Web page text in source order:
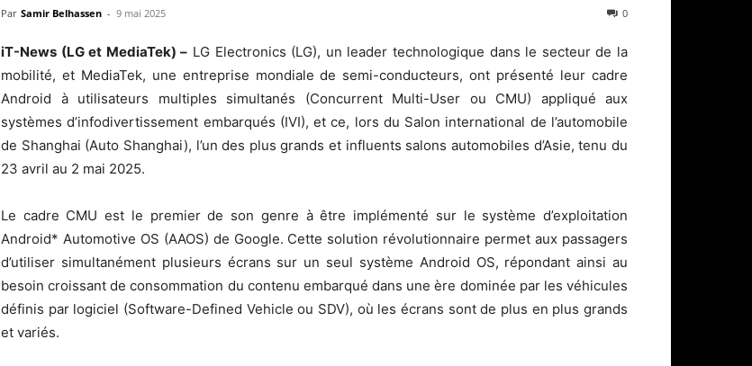
Par Samir Belhassen - 9 mai 2025 0
iT-News (LG et MediaTek) – LG Electronics (LG), un leader technologique dans le secteur de la
mobilité, et MediaTek, une entreprise mondiale de semi-conducteurs, ont présenté leur cadre
Android à utilisateurs multiples simultanés (Concurrent Multi-User ou CMU) appliqué aux
systèmes d’infodivertissement embarqués (IVI), et ce, lors du Salon international de l’automobile
de Shanghai (Auto Shanghai), l’un des plus grands et influents salons automobiles d’Asie, tenu du
23 avril au 2 mai 2025.
Le cadre CMU est le premier de son genre à être implémenté sur le système d’exploitation
Android* Automotive OS (AAOS) de Google. Cette solution révolutionnaire permet aux passagers
d’utiliser simultanément plusieurs écrans sur un seul système Android OS, répondant ainsi au
besoin croissant de consommation du contenu embarqué dans une ère dominée par les véhicules
définis par logiciel (Software-Defined Vehicle ou SDV), où les écrans sont de plus en plus grands
et variés.